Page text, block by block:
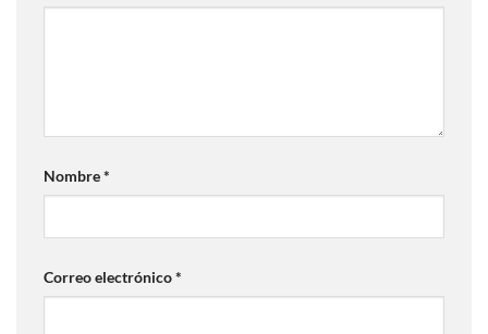
Nombre*
Correo electrónico*